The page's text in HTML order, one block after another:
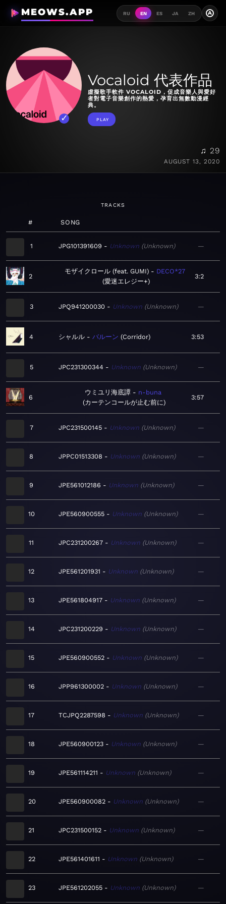
MEOWS.APP RU EN ES JA ZH A
Vocaloid 代表作品
虛擬歌手軟件 VOCALOID，促成音樂人與愛好
者對電子音樂創作的熱愛，孕育出無數動漫經
典。
PLAY
♫ 29
AUGUST 13, 2020
TRACKS
# SONG
1 JPG101391609 Unknown Unknown —
2
モザイクロール (feat. GUMI)
DECO*27
愛迷エレジー+
3:2
3 JPQ941200030 Unknown Unknown —
4 シャルル バルーン Corridor 3:53
5 JPC231300344 Unknown Unknown —
6
ウミユリ海底譚
n-buna
カーテンコールが止む前に
3:57
7 JPC231500145 Unknown Unknown —
8 JPPC01513308 Unknown Unknown —
9 JPE561012186 Unknown Unknown —
10 JPE560900555 Unknown Unknown —
11 JPC231200267 Unknown Unknown —
12 JPE561201931 Unknown Unknown —
13 JPE561804917 Unknown Unknown —
14 JPC231200229 Unknown Unknown —
15 JPE560900552 Unknown Unknown —
16 JPP961300002 Unknown Unknown —
17 TCJPQ2287598 Unknown Unknown —
18 JPE560900123 Unknown Unknown —
19 JPE561114211 Unknown Unknown —
20 JPE560900082 Unknown Unknown —
21 JPC231500152 Unknown Unknown —
22 JPE561401611 Unknown Unknown —
23 JPE561202055 Unknown Unknown —